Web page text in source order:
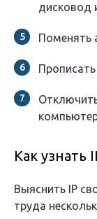
дисковод
Поменять
Как узнать
Выяснить IP
труда